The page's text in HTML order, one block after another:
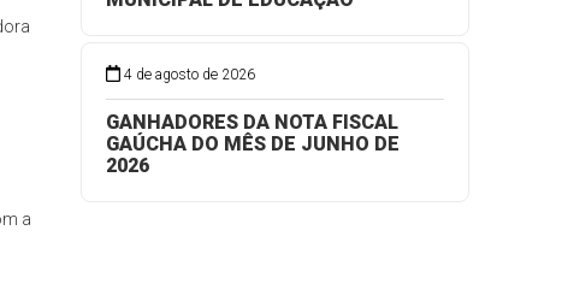
a
4 de agosto de 2026
GANHADORES DA NOTA FISCAL
GAÚCHA DO MÊS DE JUNHO DE
2026